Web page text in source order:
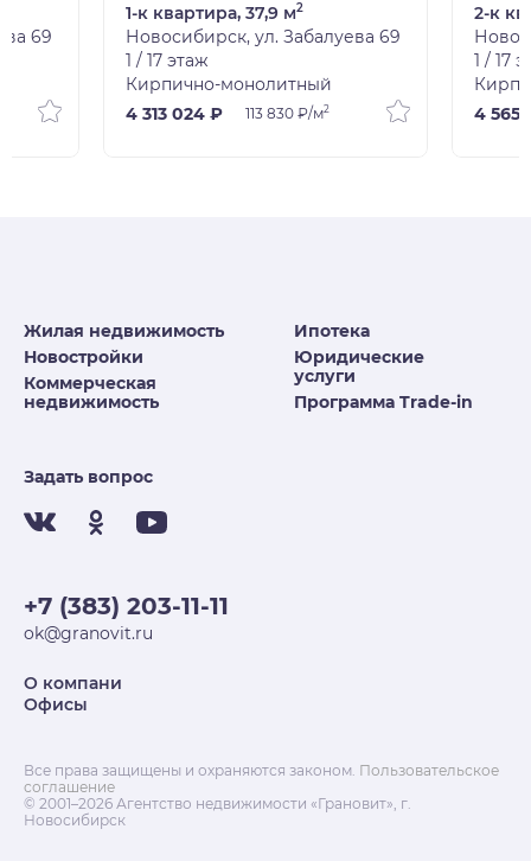
69
1-к квартира, 37,9 м2
Новосибирск, ул. Забалуева 69
1 / 17 этаж
Кирпично-монолитный
4 313 024 ₽
113 830 ₽/м2
2-к
1 / 17
4 565
Жилая недвижимость
Новостройки
Коммерческая
недвижимость
Ипотека
Юридические
услуги
Программа Trade-in
Задать вопрос
+7 (383) 203-11-11
ok@granovit.ru
О компани
Офисы
Все права защищены и охраняются законом. Пользовательское
соглашение
© 2001–2026 Агентство недвижимости «Грановит», г.
Новосибирск